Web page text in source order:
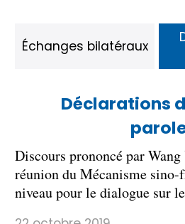
Déclarations
Discours prononcé par
réunion du Mécanisme sino-
niveau pour le dialogue sur
Échanges bilatéraux